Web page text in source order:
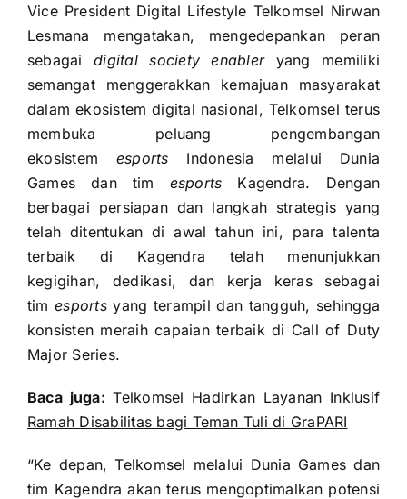
Vice President Digital Lifestyle Telkomsel Nirwan
Lesmana mengatakan, mengedepankan peran
sebagaidigital society enableryang memiliki
semangat menggerakkan kemajuan masyarakat
dalam ekosistem digital nasional, Telkomsel terus
membuka peluang pengembangan
ekosistem esports Indonesia melalui Dunia
Games dan tim esports Kagendra. Dengan
berbagai persiapan dan langkah strategis yang
telah ditentukan di awal tahun ini, para talenta
terbaik di Kagendra telah menunjukkan
kegigihan, dedikasi, dan kerja keras sebagai
timesportsyang terampil dan tangguh, sehingga
konsisten meraih capaian terbaik di Call of Duty
Major Series.
Baca juga: Telkomsel Hadirkan Layanan Inklusif
Ramah Disabilitas bagi Teman Tuli di GraPARI
“Ke depan, Telkomsel melalui Dunia Games dan
tim Kagendra akan terus mengoptimalkan potensi